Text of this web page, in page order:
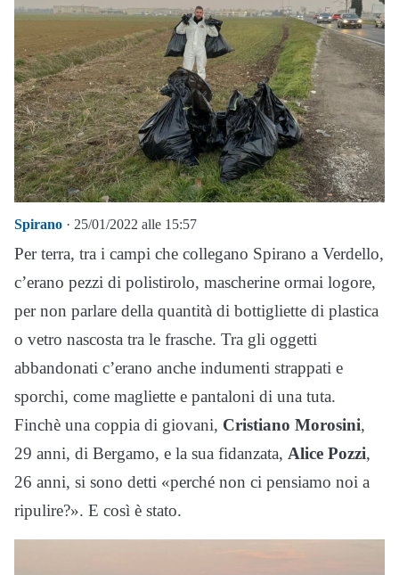
Spirano · 25/01/2022 alle 15:57
Per terra, tra i campi che collegano Spirano a Verdello,
c’erano pezzi di polistirolo, mascherine ormai logore,
per non parlare della quantità di bottigliette di plastica
o vetro nascosta tra le frasche. Tra gli oggetti
abbandonati c’erano anche indumenti strappati e
sporchi, come magliette e pantaloni di una tuta.
Finchè una coppia di giovani, Cristiano Morosini,
29 anni, di Bergamo, e la sua fidanzata, Alice Pozzi,
26 anni, si sono detti «perché non ci pensiamo noi a
ripulire?». E così è stato.